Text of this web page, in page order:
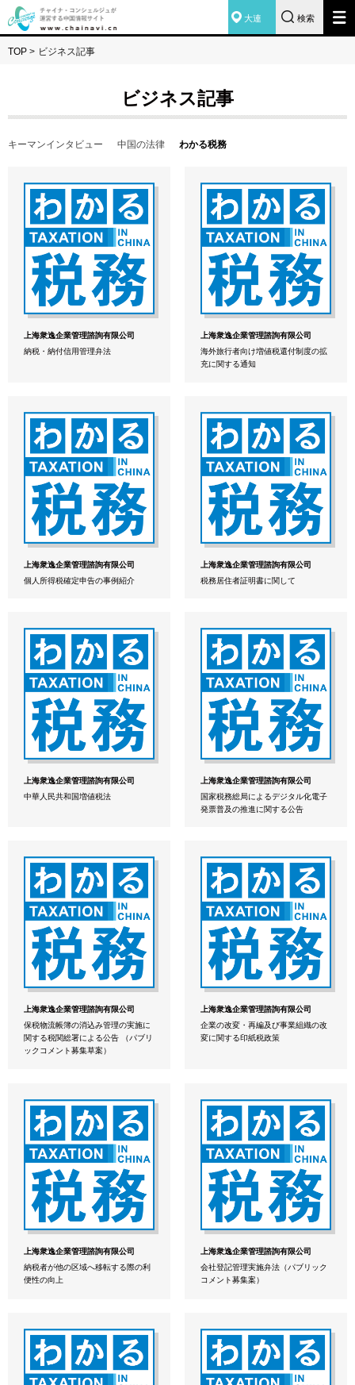
大連 検索
TOP > ビジネス記事
ビジネス記事
キーマンインタビュー 中国の法律 わかる税務
上海衆逸企業管理諮詢有限公司
納税・納付信用管理弁法
上海衆逸企業管理諮詢有限公司
海外旅行者向け増値税還付制度の拡
充に関する通知
上海衆逸企業管理諮詢有限公司
個人所得税確定申告の事例紹介
上海衆逸企業管理諮詢有限公司
税務居住者証明書に関して
上海衆逸企業管理諮詢有限公司
中華人民共和国増値税法
上海衆逸企業管理諮詢有限公司
国家税務総局によるデジタル化電子
発票普及の推進に関する公告
上海衆逸企業管理諮詢有限公司
保税物流帳簿の消込み管理の実施に
関する税関総署による公告 （パブリ
ックコメント募集草案）
上海衆逸企業管理諮詢有限公司
企業の改変・再編及び事業組織の改
変に関する印紙税政策
上海衆逸企業管理諮詢有限公司
納税者が他の区域へ移転する際の利
便性の向上
上海衆逸企業管理諮詢有限公司
会社登記管理実施弁法（パブリック
コメント募集案）